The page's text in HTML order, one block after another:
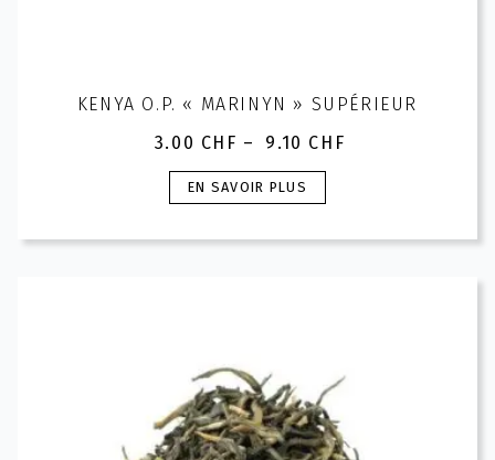
KENYA O.P. « MARINYN » SUPÉRIEUR
3.00 CHF – 9.10 CHF
Plage
de
prix :
à
EN SAVOIR PLUS
Ce
produit
être
choisies
sur
la